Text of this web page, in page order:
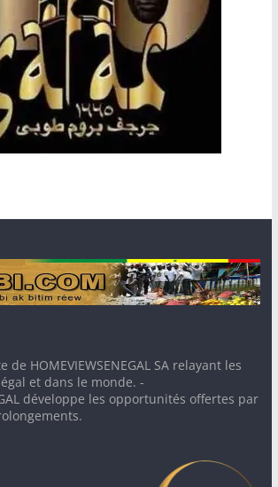
de HOMEVIEWSENEGAL SA relayant les
et dans le monde. -
développe les opportunités offertes par